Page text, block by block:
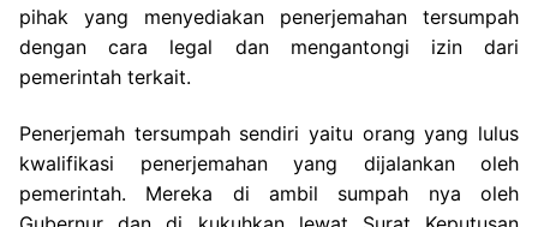
pihak yang menyediakan penerjemahan tersumpah
dengan cara legal dan mengantongi izin dari
pemerintah terkait.
Penerjemah tersumpah sendiri yaitu orang yang lulus
kwalifikasi penerjemahan yang dijalankan oleh
pemerintah. Mereka di ambil sumpah nya oleh